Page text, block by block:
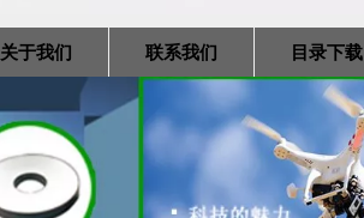
关于我们 联系我们 目录下载